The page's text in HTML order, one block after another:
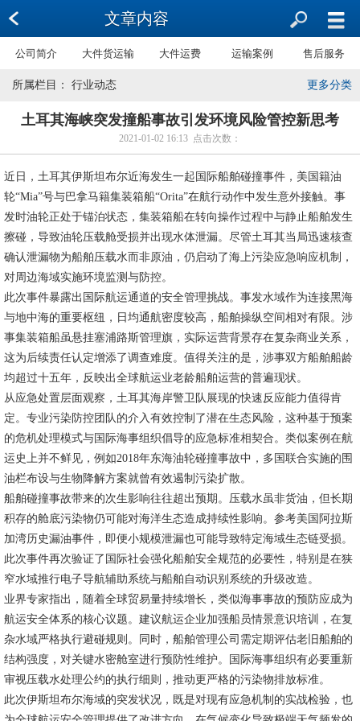
文章内容
公司简介 大件货运输 大件运费 运输案例 售后服务
更多分类
所属栏目： 行业动态
土耳其海峡突发撞船事故引发环境风险管控新思考
2021-01-02 16:13 点击次数：
近日，土耳其伊斯坦布尔近海发生一起国际船舶碰撞事件，美国籍油
轮“Mia”号与巴拿马籍集装箱船“Orita”在航行动作中发生意外接触。事
发时油轮正处于锚泊状态，集装箱船在转向操作过程中与静止船舶发生
擦碰，导致油轮压载舱受损并出现水体泄漏。尽管土耳其当局迅速核查
确认泄漏物为船舶压载水而非原油，仍启动了海上污染应急响应机制，
对周边海域实施环境监测与防控。
此次事件暴露出国际航运通道的安全管理挑战。事发水域作为连接黑海
与地中海的重要枢纽，日均通航密度较高，船舶操纵空间相对有限。涉
事集装箱船虽悬挂塞浦路斯管理旗，实际运营背景存在复杂商业关系，
这为后续责任认定增添了调查难度。值得关注的是，涉事双方船舶船龄
均超过十五年，反映出全球航运业老龄船舶运营的普遍现状。
从应急处置层面观察，土耳其海岸警卫队展现的快速反应能力值得肯
定。专业污染防控团队的介入有效控制了潜在生态风险，这种基于预案
的危机处理模式与国际海事组织倡导的应急标准相契合。类似案例在航
运史上并不鲜见，例如2018年东海油轮碰撞事故中，多国联合实施的围
油栏布设与生物降解方案就曾有效遏制污染扩散。
船舶碰撞事故带来的次生影响往往超出预期。压载水虽非货油，但长期
积存的舱底污染物仍可能对海洋生态造成持续性影响。参考美国阿拉斯
加湾历史漏油事件，即便小规模泄漏也可能导致特定海域生态链受损。
此次事件再次验证了国际社会强化船舶安全规范的必要性，特别是在狭
窄水域推行电子导航辅助系统与船舶自动识别系统的升级改造。
业界专家指出，随着全球贸易量持续增长，类似海事事故的预防应成为
航运安全体系的核心议题。建议航运企业加强船员情景意识培训，在复
杂水域严格执行避碰规则。同时，船舶管理公司需定期评估老旧船舶的
结构强度，对关键水密舱室进行预防性维护。国际海事组织有必要重新
审视压载水处理公约的执行细则，推动更严格的污染物排放标准。
此次伊斯坦布尔海域的突发状况，既是对现有应急机制的实战检验，也